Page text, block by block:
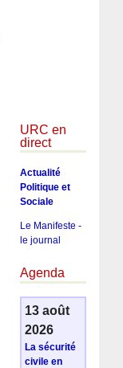
URC en
direct
Actualité
Politique et
Sociale
Le Manifeste -
le journal
Agenda
13 août
2026
La sécurité
civile en